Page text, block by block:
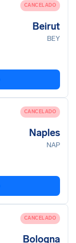
CANCELADO
Beirut
BEY
CANCELADO
Naples
NAP
CANCELADO
Bologna